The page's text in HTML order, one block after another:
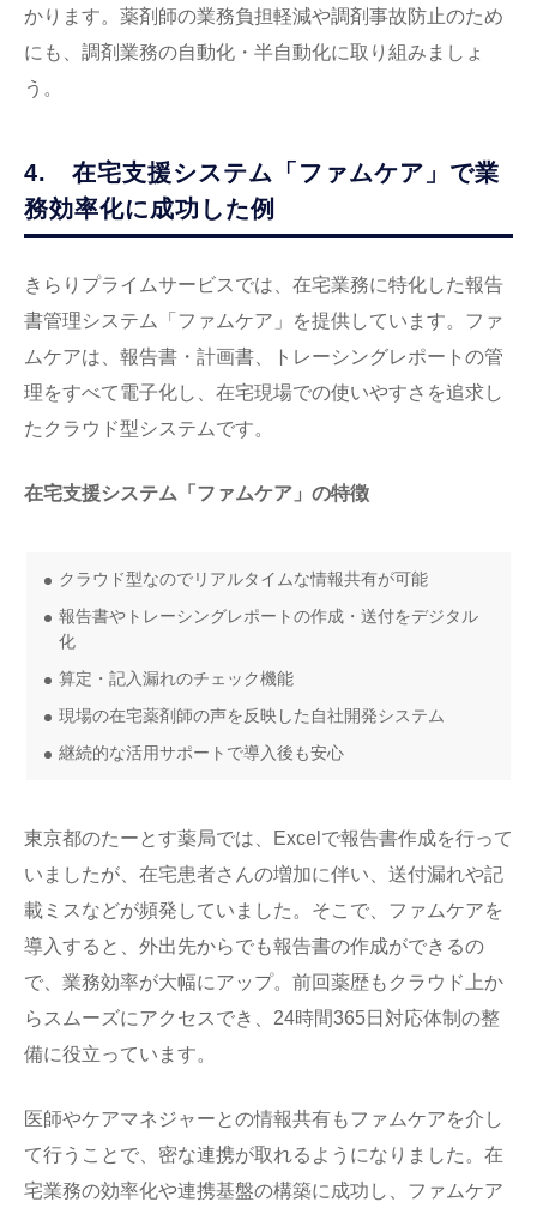
かります。薬剤師の業務負担軽減や調剤事故防止のため
にも、調剤業務の自動化・半自動化に取り組みましょ
う。
4. 在宅支援システム「ファムケア」で業
務効率化に成功した例
きらりプライムサービスでは、在宅業務に特化した報告
書管理システム「ファムケア」を提供しています。ファ
ムケアは、報告書・計画書、トレーシングレポートの管
理をすべて電子化し、在宅現場での使いやすさを追求し
たクラウド型システムです。
在宅支援システム「ファムケア」の特徴
クラウド型なのでリアルタイムな情報共有が可能
報告書やトレーシングレポートの作成・送付をデジタル
化
算定・記入漏れのチェック機能
現場の在宅薬剤師の声を反映した自社開発システム
継続的な活用サポートで導入後も安心
東京都のたーとす薬局では、Excelで報告書作成を行って
いましたが、在宅患者さんの増加に伴い、送付漏れや記
載ミスなどが頻発していました。そこで、ファムケアを
導入すると、外出先からでも報告書の作成ができるの
で、業務効率が大幅にアップ。前回薬歴もクラウド上か
らスムーズにアクセスでき、24時間365日対応体制の整
備に役立っています。
医師やケアマネジャーとの情報共有もファムケアを介し
て行うことで、密な連携が取れるようになりました。在
宅業務の効率化や連携基盤の構築に成功し、ファムケア